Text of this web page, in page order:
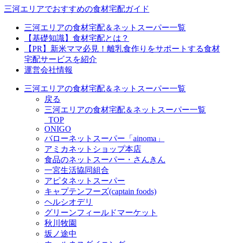
三河エリアでおすすめの食材宅配ガイド
三河エリアの食材宅配＆ネットスーパー一覧
【基礎知識】食材宅配とは？
【PR】新米ママ必見！離乳食作りをサポートする食材
宅配サービスを紹介
運営会社情報
三河エリアの食材宅配＆ネットスーパー一覧
戻る
三河エリアの食材宅配＆ネットスーパー一覧
_TOP
ONIGO
バローネットスーパー「ainoma」
アミカネットショップ本店
食品のネットスーパー・さんきん
一宮生活協同組合
アピタネットスーパー
キャプテンフーズ(captain foods)
ヘルシオデリ
グリーンフィールドマーケット
秋川牧園
坂ノ途中